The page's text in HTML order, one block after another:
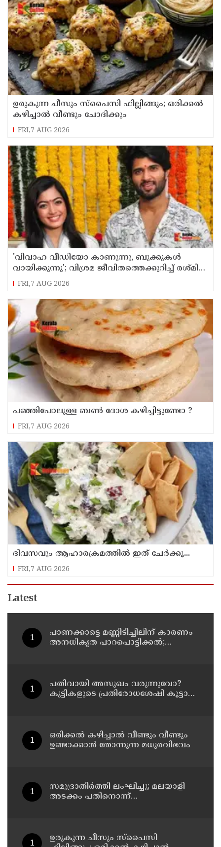
ഉരുകുന്ന ചീസും സ്പൈസി ഫില്ലിങ്ങും; ഒരിക്കൽ
കഴിച്ചാൽ വീണ്ടും ചോദിക്കും
FRI,7 AUG 2026
'വിവാഹ വീഡിയോ കാണുന്നു, ബുക്കുകള്‍
വായിക്കുന്നു'; വിശ്രമ ജീവിതത്തെക്കുറിച്ച് രശ്മിക
മന്ദാന
FRI,7 AUG 2026
പഞ്ഞിപോലുള്ള ബൺ ദോശ കഴിച്ചിട്ടുണ്ടോ ?
FRI,7 AUG 2026
ദിവസവും ആഹാരക്രമത്തിൽ ഇത് ചേർക്കൂ...
FRI,7 AUG 2026
Latest
പാണക്കാട്ടെ മണ്ണിടിച്ചിലിന് കാരണം
അനധികൃത പാറപൊട്ടിക്കൽ;
കുഞ്ഞാലിക്കുട്ടി
പതിവായി അസുഖം വരുന്നുവോ?
കുട്ടികളുടെ പ്രതിരോധശേഷി കൂട്ടാൻ
ഒരിക്കൽ കഴിച്ചാൽ വീണ്ടും വീണ്ടും
ഉണ്ടാക്കാൻ തോന്നുന്ന മധുരവിഭവം
സമുദ്രാതിർത്തി ലംഘിച്ചു; മലയാളി
അടക്കം പതിനൊന്ന്
ഉരുകുന്ന ചീസും സ്പൈസി